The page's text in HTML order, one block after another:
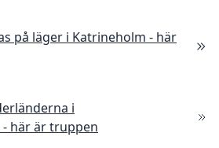
på läger i Katrineholm - här
i
här är truppen